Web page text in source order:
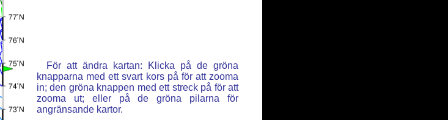
För att ändra kartan: Klicka på de gröna
knapparna med ett svart kors på för att zooma
in; den gröna knappen med ett streck på för att
zooma ut; eller på de gröna pilarna för
angränsande kartor.